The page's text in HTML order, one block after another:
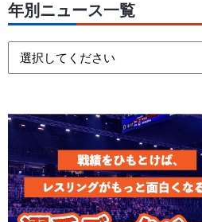
年別ニュース一覧